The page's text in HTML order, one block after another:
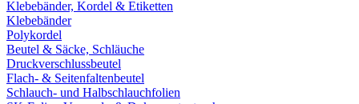
Klebebänder, Kordel & Etiketten
Klebebänder
Polykordel
Beutel & Säcke, Schläuche
Druckverschlussbeutel
Flach- & Seitenfaltenbeutel
Schlauch- und Halbschlauchfolien